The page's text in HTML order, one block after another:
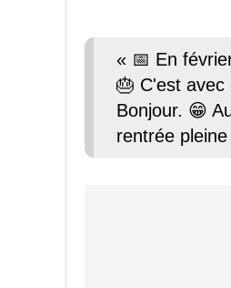
« 📅 En
🎂 C'est avec
Bonjour. 😁
rentrée